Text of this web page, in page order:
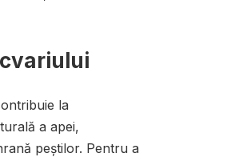
la
a apei,
peștilor. Pentru a